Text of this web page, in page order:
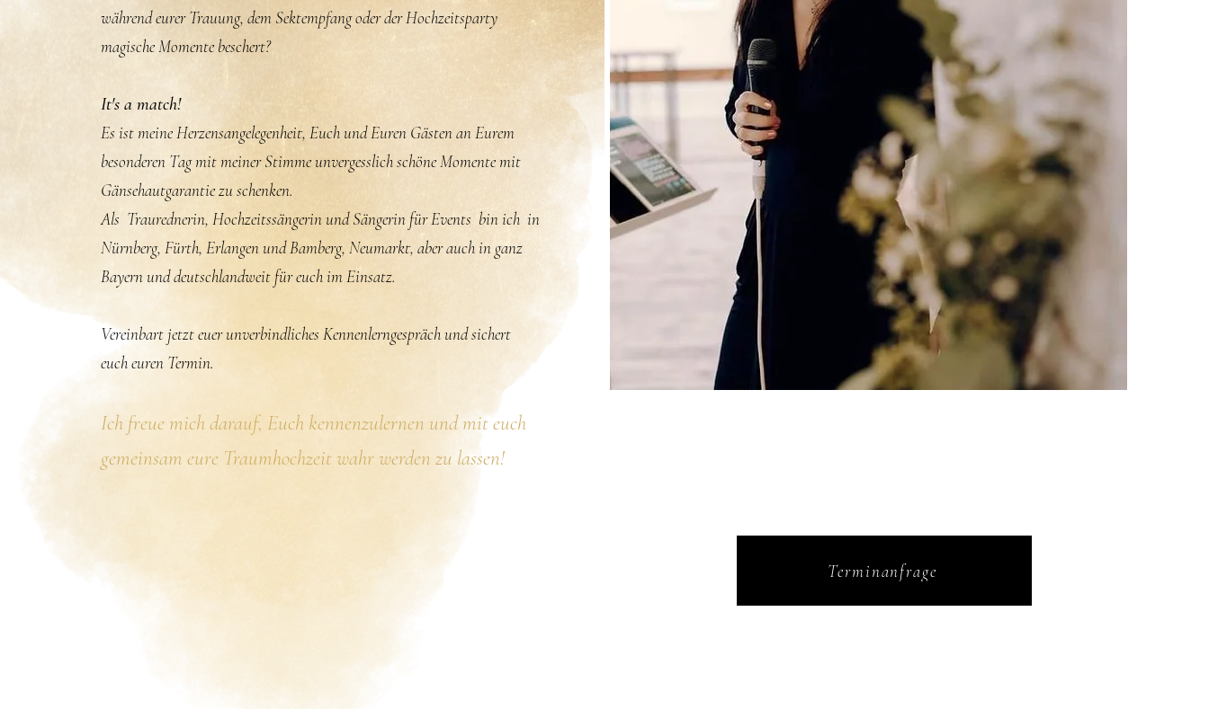
während eurer Trauung, dem Sektempfang oder der Hochzeitsparty
magische Momente beschert?
It's a match!
Es ist meine Herzensangelegenheit, Euch und Euren Gästen an Eurem
besonderen Tag mit meiner Stimme unvergesslich schöne Momente mit
Gänsehautgarantie zu schenken.
Als Traurednerin, Hochzeitssängerin und Sängerin für Events bin ich in
Nürnberg, Fürth, Erlangen und Bamberg, Neumarkt, aber auch in ganz
Bayern und deutschlandweit für euch im Einsatz.
Vereinbart jetzt euer unverbindliches Kennenlerngespräch und sichert
euch euren Termin.
Ich freue mich darauf, Euch kennenzulernen und mit euch
gemeinsam eure Traumhochzeit wahr werden zu lassen!
Terminanfrage